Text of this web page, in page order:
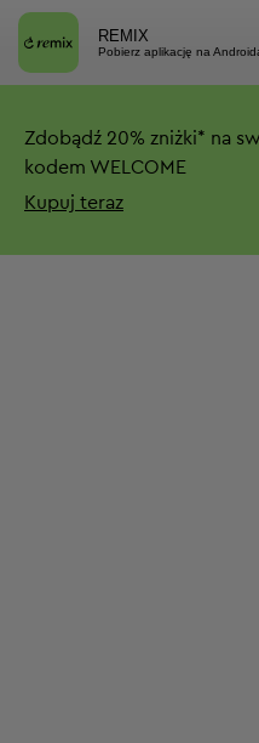
REMIX
Pobierz aplikację na
Zdobądź 20% zniżki* na
kodem WELCOME
Kupuj teraz